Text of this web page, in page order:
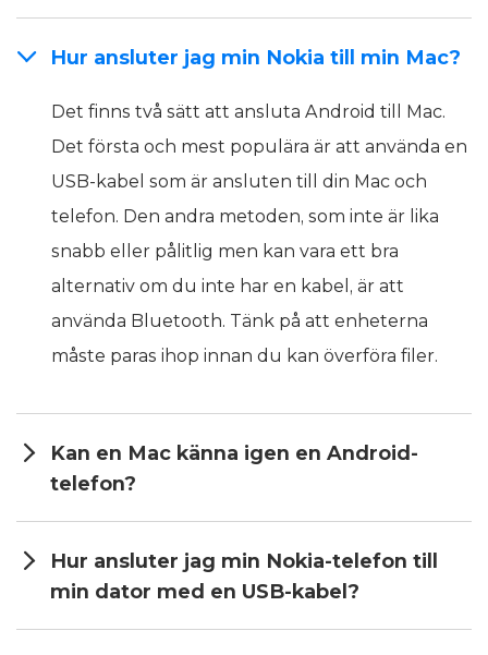
Hur ansluter jag min Nokia till min Mac?
Det finns två sätt att ansluta Android till Mac.
Det första och mest populära är att använda en
USB-kabel som är ansluten till din Mac och
telefon. Den andra metoden, som inte är lika
snabb eller pålitlig men kan vara ett bra
alternativ om du inte har en kabel, är att
använda Bluetooth. Tänk på att enheterna
måste paras ihop innan du kan överföra filer.
Kan en Mac känna igen en Android-
telefon?
Hur ansluter jag min Nokia-telefon till
min dator med en USB-kabel?